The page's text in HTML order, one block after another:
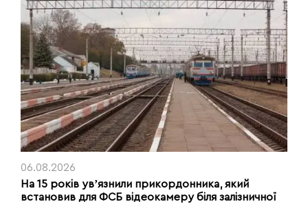
06.08.2026
На 15 років увʼязнили прикордонника, який
встановив для ФСБ відеокамеру біля залізничної